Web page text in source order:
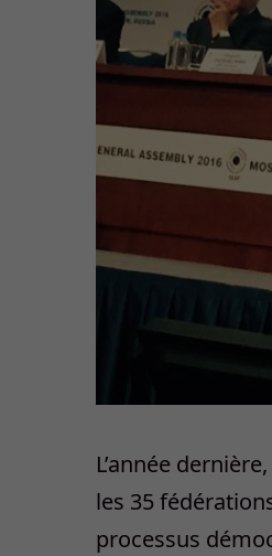
L’année
les 35
processus